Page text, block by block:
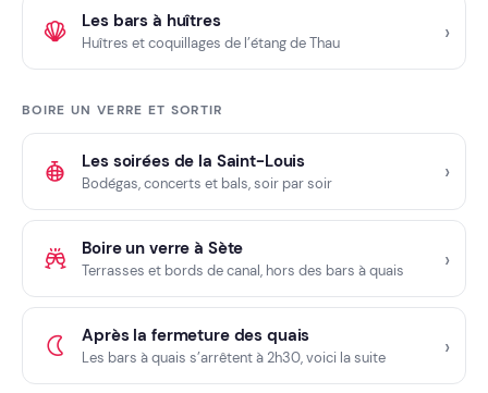
Les bars à huîtres
Huîtres et coquillages de l’étang de Thau
BOIRE UN VERRE ET SORTIR
Les soirées de la Saint-Louis
Bodégas, concerts et bals, soir par soir
Boire un verre à Sète
Terrasses et bords de canal, hors des bars à quais
Après la fermeture des quais
Les bars à quais s’arrêtent à 2h30, voici la suite